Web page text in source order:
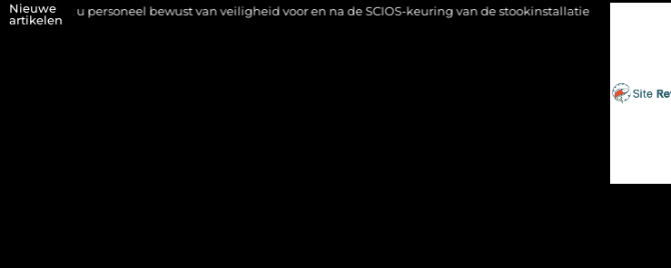
Nieuwe
artikelen
u personeel bewust van veiligheid voor en na de SCIOS-keuring van de stookinstallatie Fysio Bleiswijk: